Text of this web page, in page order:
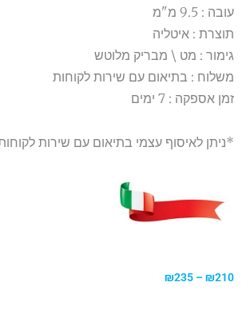
עובה : 9.5 מ"מ
תוצרת : איטליה
גימור : מט \ מבריק מלוטש
משלוח : בתיאום עם שירות לקוחות
זמן אספקה : 7 ימים
*ניתן לאיסוף עצמי בתיאום עם שירות
₪210
–
₪235
טווח